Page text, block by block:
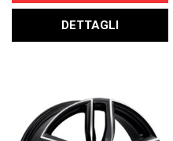
DETTAGLI